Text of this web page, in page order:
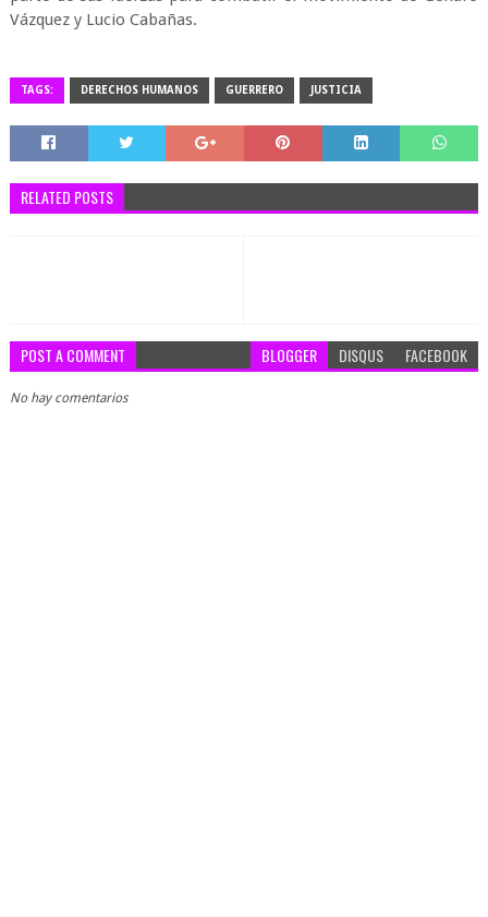
Vázquez y Lucio Cabañas.
TAGS: DERECHOS HUMANOS GUERRERO JUSTICIA
RELATED POSTS
POST A COMMENT BLOGGER DISQUS FACEBOOK
No hay comentarios